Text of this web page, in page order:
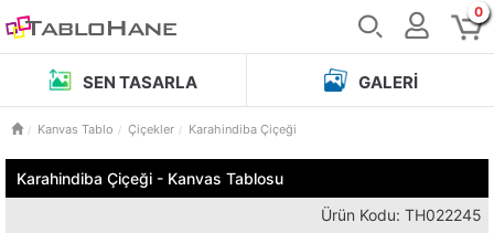
0
SEN TASARLA GALERI
Kanvas Tablo Çiçekler Karahindiba Çiçeği
Karahindiba Çiçeği - Kanvas Tablosu
Ürün Kodu: TH022245